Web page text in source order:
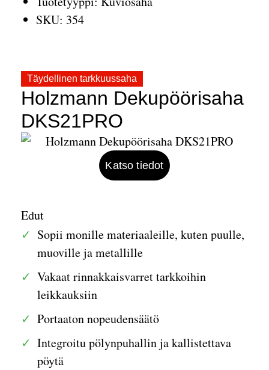
SKU: 354
Täydellinen tarkkuussaha
Holzmann Dekupöörisaha
DKS21PRO
Edut
Sopii monille materiaaleille, kuten puulle,
muoville ja metallille
Vakaat rinnakkaisvarret tarkkoihin
leikkauksiin
Portaaton nopeudensäätö
Integroitu pölynpuhallin ja kallistettava
pöytä
Katso tiedot